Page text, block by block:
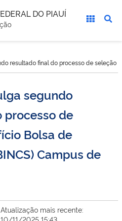
DO PIAUÍ
resultado final do processo de seleção
segundo
processo de
Bolsa de
Campus de
Atualização mais recente: